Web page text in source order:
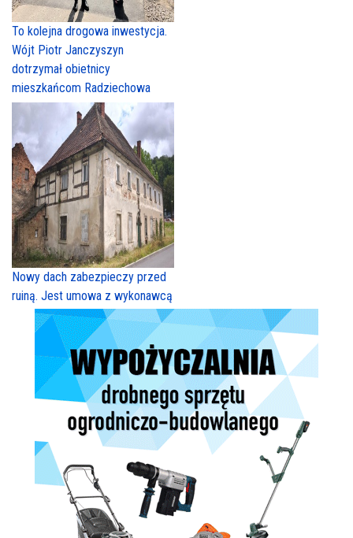
To kolejna drogowa inwestycja.
Wójt Piotr Janczyszyn
dotrzymał obietnicy
mieszkańcom Radziechowa
Nowy dach zabezpieczy przed
ruiną. Jest umowa z wykonawcą